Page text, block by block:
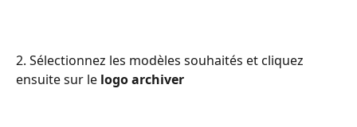
2. Sélectionnez les modèles souhaités et cliquez
ensuite sur le logo archiver